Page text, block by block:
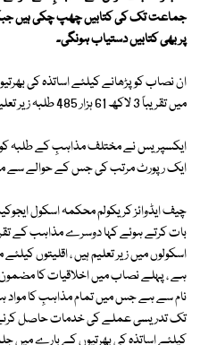
جماعت تک کی کتابیں چھپ چکی ہیں
پر بھی کتابیں دستیاب ہونگی۔
ان نصاب کو پڑھانے کیلئے اساتذہ کی
میں تقریباً 3 لاکھ 61 ہزار 485 طلبہ زیر تعلیم ہیں۔
ایکسپریس نے مختلف مذاہبِ کے طلبہ
ایک رپورٹ مرتب کی جس کے حوالے سے
چیف ایڈوائز کریکولم محکمہ اسکول
اسکولوں میں زیر تعلیم ہیں ، اقلیتوں
ہے ، پہلے نصاب میں اخلاقیات کا مضمون
تک تدریسی عملے کی خدمات حاصل
کیلئے اساتذہ کی بھرتیوں کے بارے